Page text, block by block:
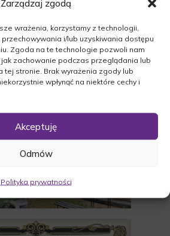
Zarządzaj zgodą
wrażenia, korzystamy z technologii,
i/lub uzyskiwania dostępu
Zgoda na te technologie pozwoli nam
zachowanie podczas przeglądania lub
tej stronie. Brak wyrażenia zgody lub
wpłynąć na niektóre cechy i
Akceptuję
Odmów
Polityka prywatności